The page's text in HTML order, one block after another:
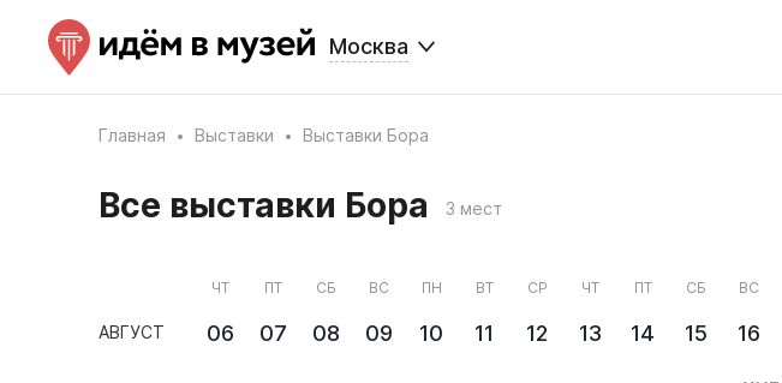
Москва
Главная Выставки Выставки Бора
Все выставки Бора 3 мест
АВГУСТ
ЧТ
06
ПТ
07
СБ
08
ВС
09
ПН
10
ВТ
11
СР
12
ЧТ
13
ПТ
14
СБ
15
ВС
16